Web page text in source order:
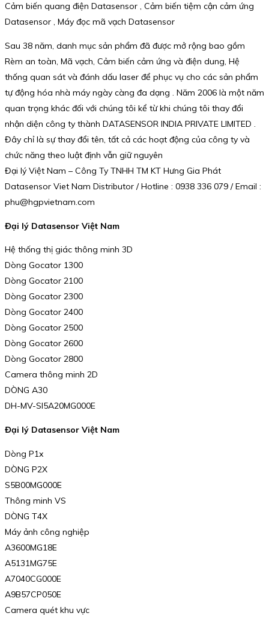
Cảm biến quang điện Datasensor , Cảm biến tiệm cận cảm ứng
Datasensor , Máy đọc mã vạch Datasensor
Sau 38 năm, danh mục sản phẩm đã được mở rộng bao gồm
Rèm an toàn, Mã vạch, Cảm biến cảm ứng và điện dung, Hệ
thống quan sát và đánh dấu laser để phục vụ cho các sản phẩm
tự động hóa nhà máy ngày càng đa dạng . Năm 2006 là một năm
quan trọng khác đối với chúng tôi kể từ khi chúng tôi thay đổi
nhận diện công ty thành DATASENSOR INDIA PRIVATE LIMITED .
Đây chỉ là sự thay đổi tên, tất cả các hoạt động của công ty và
chức năng theo luật định vẫn giữ nguyên
Đại lý Việt Nam – Công Ty TNHH TM KT Hưng Gia Phát
Datasensor Viet Nam Distributor / Hotline : 0938 336 079 / Email :
phu@hgpvietnam.com
Đại lý Datasensor Việt Nam
Hệ thống thị giác thông minh 3D
Dòng Gocator 1300
Dòng Gocator 2100
Dòng Gocator 2300
Dòng Gocator 2400
Dòng Gocator 2500
Dòng Gocator 2600
Dòng Gocator 2800
Camera thông minh 2D
DÒNG A30
DH-MV-SI5A20MG000E
Đại lý Datasensor Việt Nam
Dòng P1x
DÒNG P2X
S5B00MG000E
Thông minh VS
DÒNG T4X
Máy ảnh công nghiệp
A3600MG18E
A5131MG75E
A7040CG000E
A9B57CP050E
Camera quét khu vực